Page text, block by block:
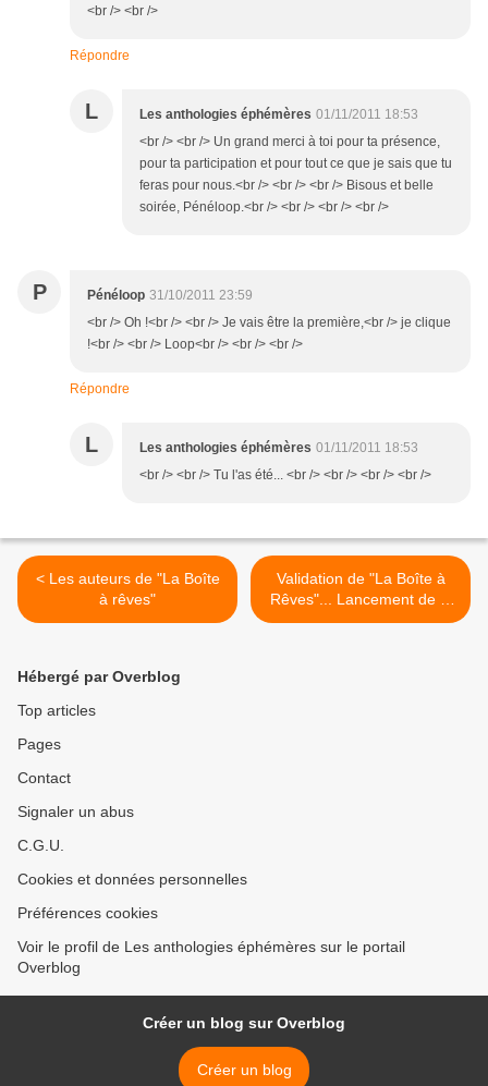
<br /> <br />
Répondre
L Les anthologies éphémères 01/11/2011 18:53
<br /> <br /> Un grand merci à toi pour ta présence,
pour ta participation et pour tout ce que je sais que tu
feras pour nous.<br /> <br /> <br /> Bisous et belle
soirée, Pénéloop.<br /> <br /> <br /> <br />
P Pénéloop 31/10/2011 23:59
<br /> Oh !<br /> <br /> Je vais être la première,<br /> je clique
!<br /> <br /> Loop<br /> <br /> <br />
Répondre
L Les anthologies éphémères 01/11/2011 18:53
<br /> <br /> Tu l'as été... <br /> <br /> <br /> <br />
< Les auteurs de "La Boîte
à rêves"
Validation de "La Boîte à
Rêves"... Lancement de la
souscription >
Hébergé par Overblog
Top articles
Pages
Contact
Signaler un abus
C.G.U.
Cookies et données personnelles
Préférences cookies
Voir le profil de Les anthologies éphémères sur le portail
Overblog
Créer un blog sur Overblog
Créer un blog